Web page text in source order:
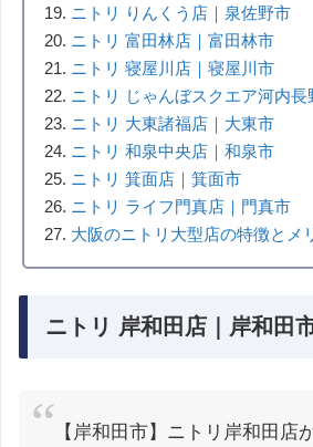
ニトリ りんくう店｜泉佐野市
ニトリ 富田林店｜富田林市
ニトリ 寝屋川店｜寝屋川市
ニトリ じゃんぼスクエア河内
ニトリ 大東諸福店｜大東市
ニトリ 和泉中央店｜和泉市
ニトリ 箕面店｜箕面市
ニトリ ライフ門真店｜門真市
大阪のニトリ大型店の特徴とメ
ニトリ 岸和田店｜岸和田
【岸和田市】ニトリ岸和田店